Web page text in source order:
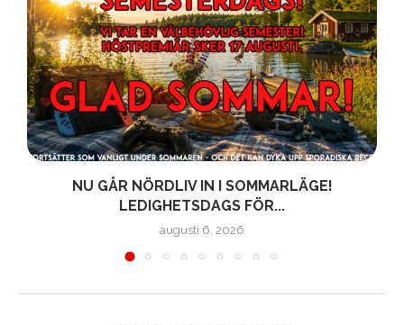
NU GÅR NÖRDLIV IN I SOMMARLÄGE!
LEDIGHETSDAGS FÖR...
augusti 6, 2026